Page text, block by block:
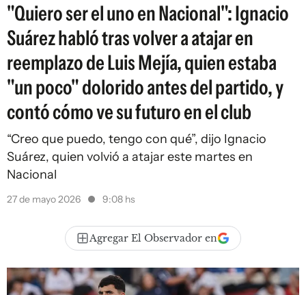
"Quiero ser el uno en Nacional": Ignacio
Suárez habló tras volver a atajar en
reemplazo de Luis Mejía, quien estaba
"un poco" dolorido antes del partido, y
contó cómo ve su futuro en el club
“Creo que puedo, tengo con qué”, dijo Ignacio
Suárez, quien volvió a atajar este martes en
Nacional
27 de mayo 2026 9:08 hs
Agregar El Observador en